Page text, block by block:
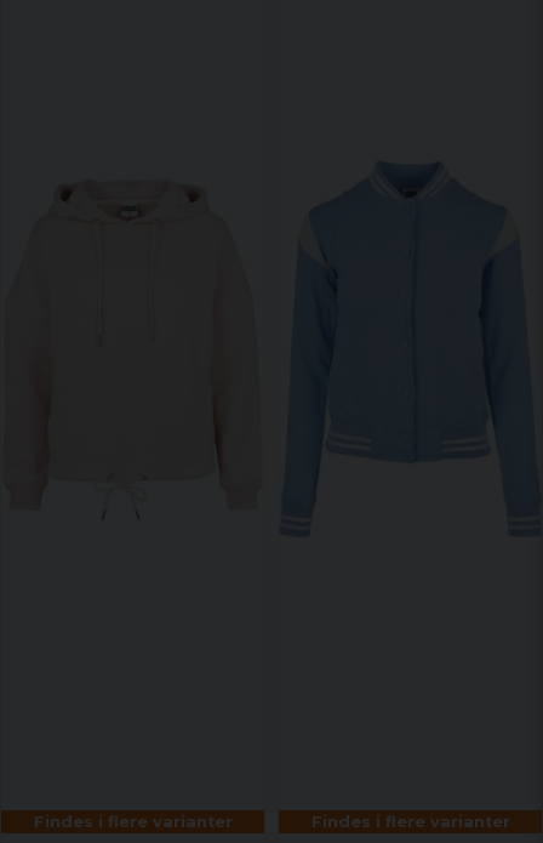
Findes i flere varianter Findes i flere varianter